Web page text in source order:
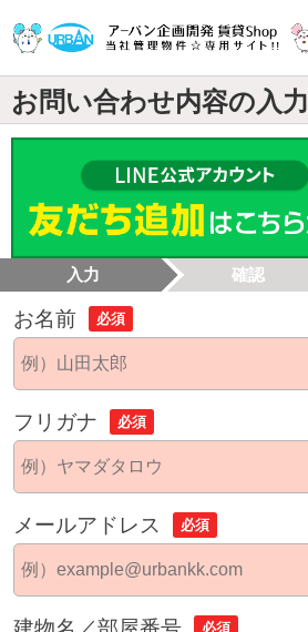
お問い合わせ内容の入力
入力 確認
お名前 必須
フリガナ 必須
メールアドレス 必須
必須